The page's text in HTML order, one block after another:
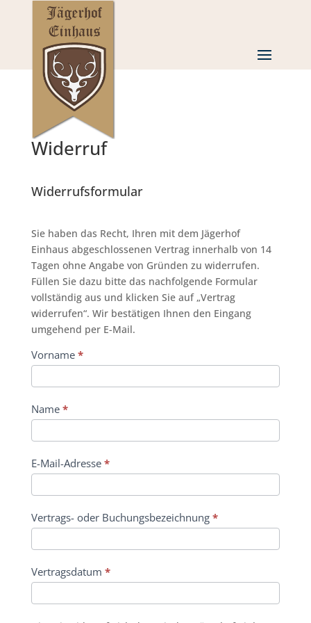
Widerruf
Widerrufsformular
Sie haben das Recht, Ihren mit dem Jägerhof
Einhaus abgeschlossenen Vertrag innerhalb von 14
Tagen ohne Angabe von Gründen zu widerrufen.
Füllen Sie dazu bitte das nachfolgende Formular
vollständig aus und klicken Sie auf „Vertrag
widerrufen“. Wir bestätigen Ihnen den Eingang
umgehend per E-Mail.
Widerruf
Vorname *
Name *
E-Mail-Adresse *
Vertrags- oder Buchungsbezeichnung *
Vertragsdatum *